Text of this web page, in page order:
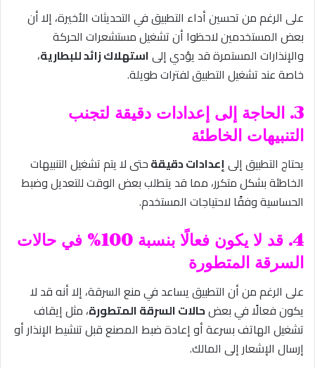
على الرغم من تحسين أداء التطبيق في التحديثات الأخيرة، إلا أن
بعض المستخدمين لاحظوا أن تشغيل مستشعرات الحركة
والإنذارات المستمرة قد يؤدي إلىاستهلاك زائد للبطارية،
خاصة عند تشغيل التطبيق لفترات طويلة.
3. الحاجة إلى إعدادات دقيقة لتجنب
التنبيهات الخاطئة
يحتاج التطبيق إلىإعدادات دقيقةحتى لا يتم تشغيل التنبيهات
الخاطئة بشكل متكرر، مما قد يتطلب بعض الوقت للتعديل وضبط
الحساسية وفقًا لاحتياجات المستخدم.
4. قد لا يكون فعالًا بنسبة 100% في حالات
السرقة المتطورة
على الرغم من أن التطبيق يساعد في منع السرقة، إلا أنه قد لا
يكون فعالًا في بعضحالات السرقة المتطورة، مثل إيقاف
تشغيل الهاتف بسرعة أو إعادة ضبط المصنع قبل تنشيط الإنذار أو
إرسال الإشعار إلى المالك.